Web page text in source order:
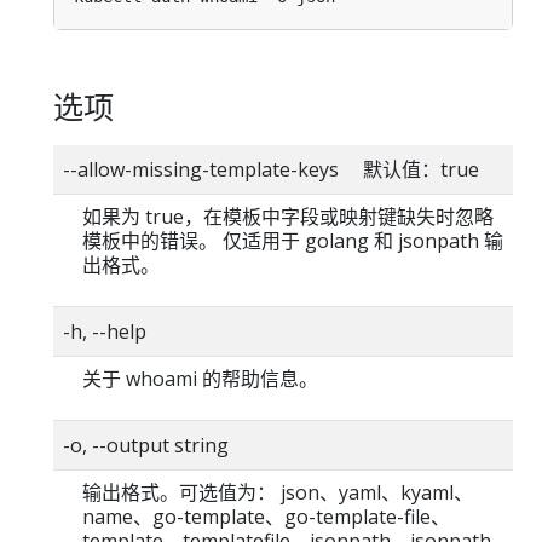
选项
--allow-missing-template-keys 默认值：true
如果为 true，在模板中字段或映射键缺失时忽略
模板中的错误。 仅适用于 golang 和 jsonpath 输
出格式。
-h, --help
关于 whoami 的帮助信息。
-o, --output string
输出格式。可选值为： json、yaml、kyaml、
name、go-template、go-template-file、